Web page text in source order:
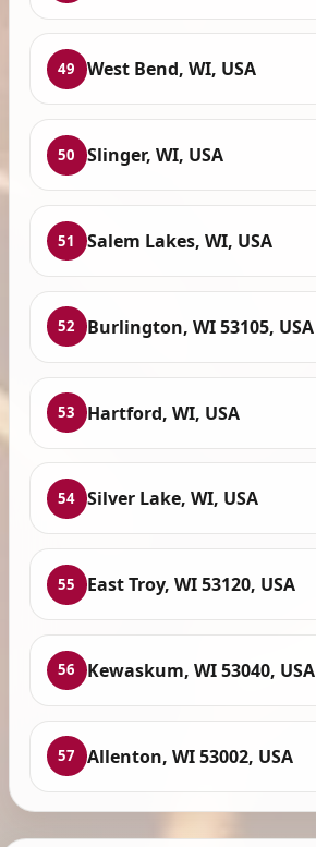
49 West Bend, WI, USA
50 Slinger, WI, USA
51 Salem Lakes, WI, USA
52 Burlington, WI 53105, USA
53 Hartford, WI, USA
54 Silver Lake, WI, USA
55 East Troy, WI 53120, USA
56 Kewaskum, WI 53040, USA
57 Allenton, WI 53002, USA